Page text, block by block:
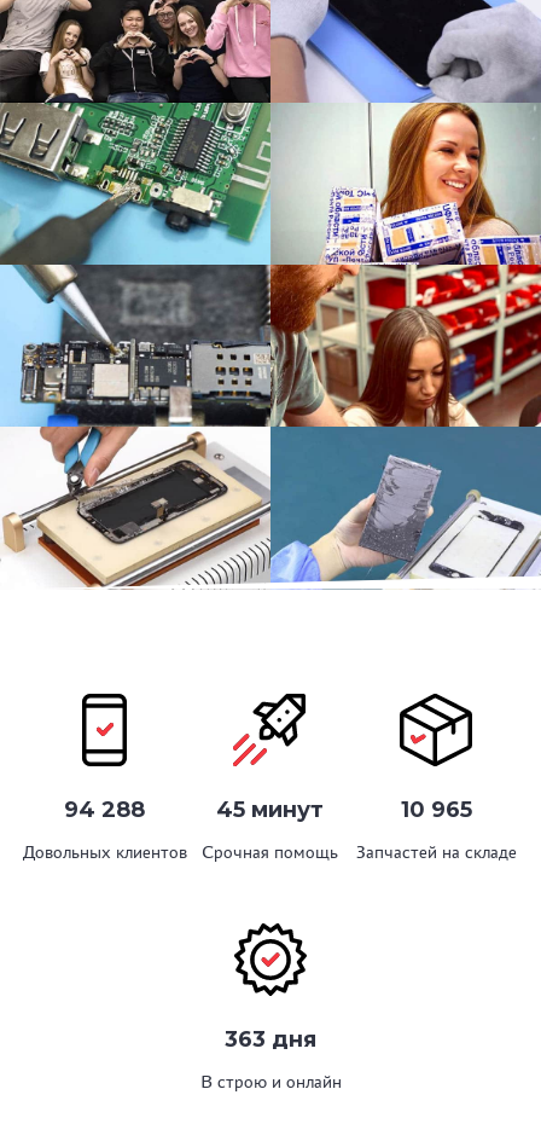
94 288
Довольных клиентов
45 минут
Срочная помощь
10 965
Запчастей на складе
363 дня
В строю и онлайн